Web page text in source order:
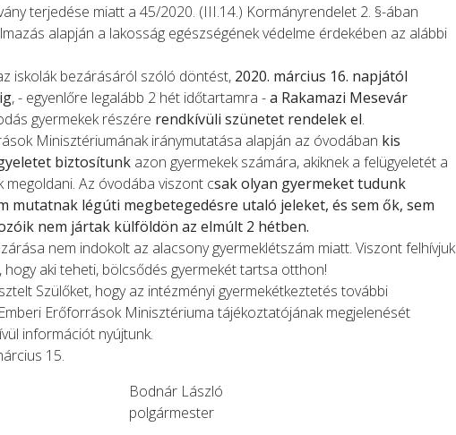
terjedése miatt a 45/2020. (III.14.) Kormányrendelet 2. §-ában
alapján a lakosság egészségének védelme érdekében az alábbi
iskolák bezárásáról szóló döntést, 2020. március 16. napjától
, - egyenlőre legalább 2 hét időtartamra -a Rakamazi Mesevár
gyermekek részére rendkívüli szünetet rendelek el.
Minisztériumának iránymutatása alapján az óvodában kis
biztosítunk azon gyermekek számára, akiknek a felügyeletét a
megoldani. Az óvodába viszont csak olyan gyermeket tudunk
mutatnak légúti megbetegedésre utaló jeleket, és sem ők, sem
nem jártak külföldön az elmúlt 2 hétben.
nem indokolt az alacsony gyermeklétszám miatt. Viszont felhívjuk
hogy aki teheti, bölcsődés gyermekét tartsa otthon!
Szülőket, hogy az intézményi gyermekétkeztetés további
Erőforrások Minisztériuma tájékoztatójának megjelenését
információt nyújtunk.
15.
László